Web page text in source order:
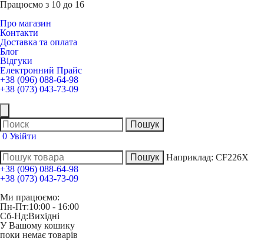
Працюємо з 10 до 16
Про магазин
Контакти
Доставка та оплата
Блог
Відгуки
Електронний Прайс
+38 (096) 088-64-98
+38 (073) 043-73-09
0 Увійти
Наприклад: CF226X
+38 (096) 088-64-98
+38 (073) 043-73-09
Ми працюємо:
Пн-Пт:10:00 - 16:00
Сб-Нд:Вихідні
У Вашому кошику
поки немає товарів